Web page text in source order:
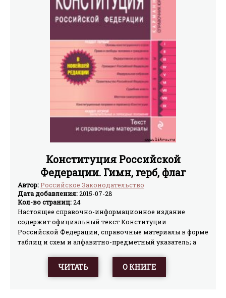
Конституция Российской
Федерации. Гимн, герб, флаг
Автор:Российское Законодательство
Дата добавления:2015-07-28
Кол-во страниц:24
Настоящее справочно-информационное издание
содержит официальный текст Конституции
Российской Федерации, справочные материалы в форме
таблиц и схем и алфавитно-предметный указатель; а
Государственном гимне Российской Федерации», «О
Государственном гербе Российской Федерации», «О
ЧИТАТЬ О КНИГЕ